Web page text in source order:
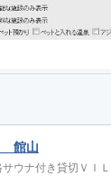
館山
ウナ付き貸切ＶＩ